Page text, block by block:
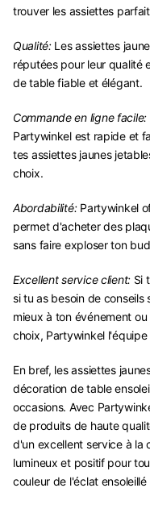
trouver les assiettes
Qualité: Les assiettes
réputées pour leur qualité
de table fiable et élégant.
Commande en ligne facile:
Partywinkel est rapide et
tes assiettes jaunes
choix.
Abordabilité: Partywinkel
permet d'acheter des
sans faire exploser ton
Excellent service client: Si
si tu as besoin de conseils
mieux à ton événement
choix, Partywinkel
En bref, les assiettes
décoration de table
occasions. Avec
de produits de haute
d'un excellent service à la
lumineux et positif pour
couleur de l'éclat